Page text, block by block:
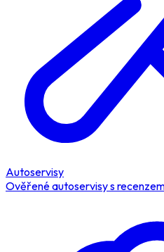
Autoservisy
Ověřené autoservisy s